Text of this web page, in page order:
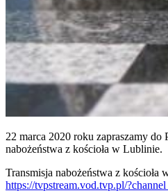
22 marca 2020 roku zapraszamy do
nabożeństwa z kościoła w Lublinie.
Transmisja nabożeństwa z
https://tvpstream.vod.tvp.pl/